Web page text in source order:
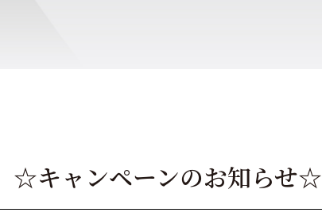
☆キャンペーンのお知らせ☆